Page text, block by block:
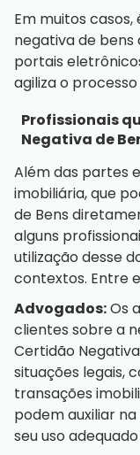
Em muitos
negativa de bens
portais
agiliza o
Profissionais
Negativa de
Além das partes
imobiliária, que
de Bens
alguns
utilização desse
contextos. Entre
Advogados:Os
clientes sobre a
Certidão
situações legais,
transações
podem auxiliar
seu uso